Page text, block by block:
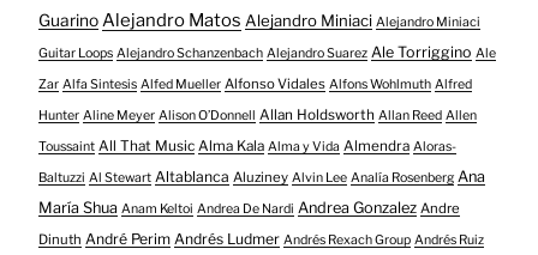
GuarinoAlejandro Matos Alejandro Miniaci Alejandro Miniaci
Guitar Loops Alejandro Schanzenbach Alejandro Suarez Ale Torriggino Ale
Zar Alfa Sintesis Alfed Mueller Alfonso Vidales Alfons Wohlmuth Alfred
Hunter Aline Meyer Alison O​’​Donnell Allan Holdsworth Allan Reed Allen
Toussaint All That Music Alma Kala Alma y Vida Almendra Aloras-
Baltuzzi Al Stewart Altablanca Aluziney Alvin Lee Analía Rosenberg Ana
María Shua Anam Keltoi Andrea De Nardi Andrea Gonzalez Andre
Dinuth André Perim Andrés Ludmer Andrés Rexach Group Andrés Ruiz